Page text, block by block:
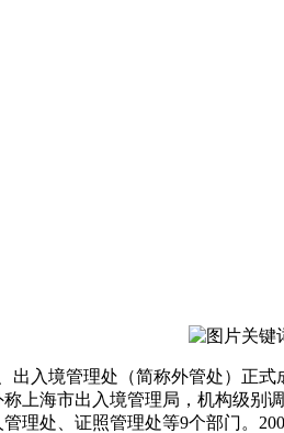
入境管理处（简称外管处）正
上海市出入境管理局，机构级
处、证照管理处等9个部门。